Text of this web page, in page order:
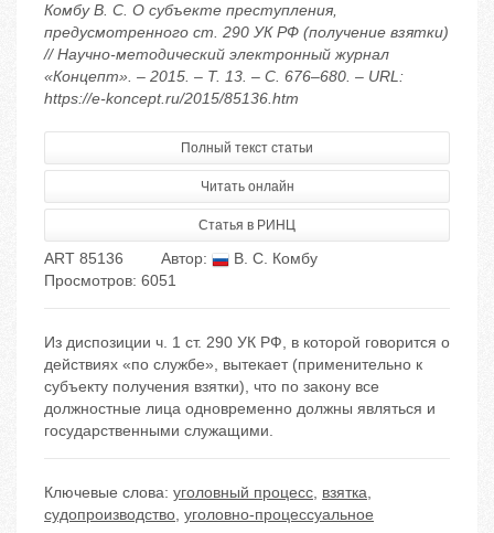
Комбу В. С. О субъекте преступления,
предусмотренного ст. 290 УК РФ (получение взятки)
// Научно-методический электронный журнал
«Концепт». – 2015. – Т. 13. – С. 676–680. – URL:
https://e-koncept.ru/2015/85136.htm
Полный текст статьи
Читать онлайн
Статья в РИНЦ
ART 85136 Автор:
В. С. Комбу
Просмотров: 6051
Из диспозиции ч. 1 ст. 290 УК РФ, в которой говорится о
действиях «по службе», вытекает (применительно к
субъекту получения взятки), что по закону все
должностные лица одновременно должны являться и
государственными служащими.
Ключевые слова: уголовный процесс, взятка,
судопроизводство, уголовно-процессуальное